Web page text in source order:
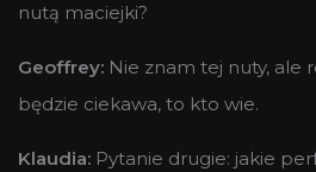
nutą maciejki?
Geoffrey: Nie znam tej nuty, ale
będzie ciekawa, to kto wie.
Klaudia: Pytanie drugie: jakie